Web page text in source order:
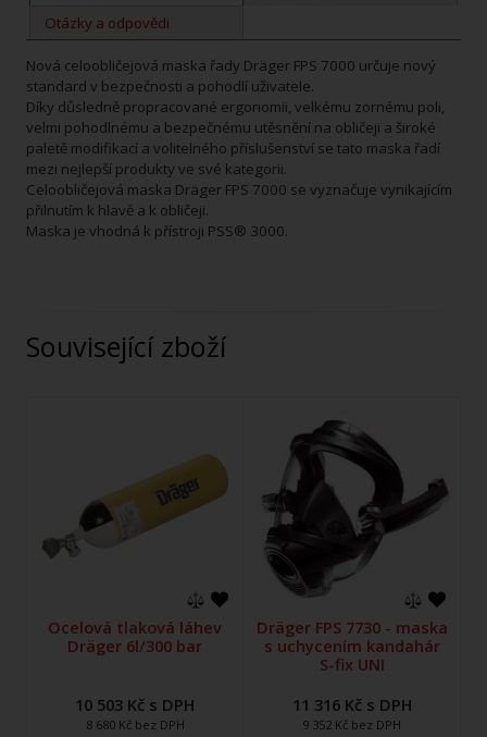
Otázky a odpovědi
Nová celoobličejová maska řady Dräger FPS 7000 určuje nový
standard v bezpečnosti a pohodlí uživatele.
Díky důsledně propracované ergonomii, velkému zornému poli,
velmi pohodlnému a bezpečnému utěsnění na obličeji a široké
paletě modifikací a volitelného příslušenství se tato maska řadí
mezi nejlepší produkty ve své kategorii.
Celoobličejová maska Dräger FPS 7000 se vyznačuje vynikajícím
přilnutím k hlavě a k obličeji.
Maska je vhodná k přístroji PSS® 3000.
Související zboží
Ocelová tlaková láhev
Dräger 6l/300 bar
10 503 Kč s DPH
8 680 Kč bez DPH
Dräger FPS 7730 - maska
s uchycením kandahár
S-fix UNI
11 316 Kč s DPH
9 352 Kč bez DPH